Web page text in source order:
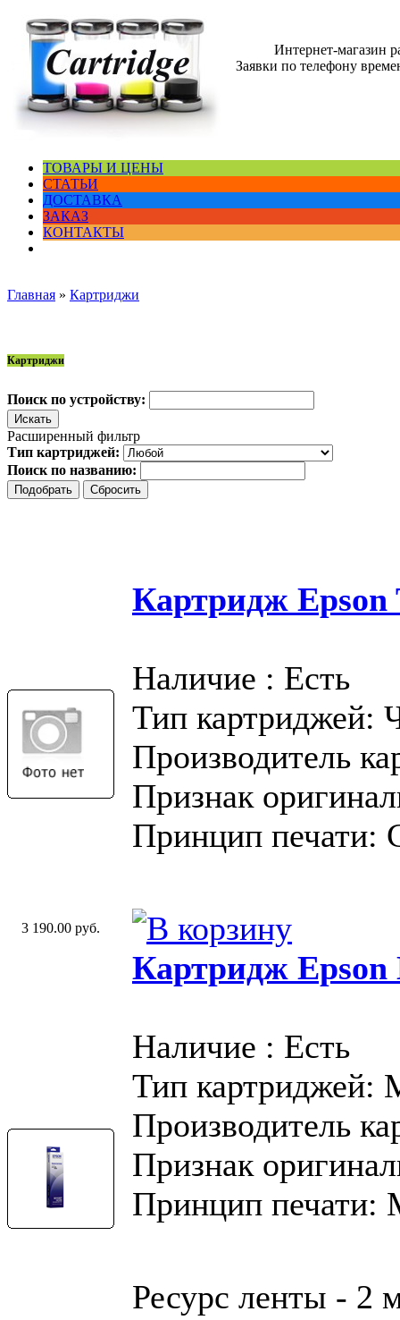
Интернет-магазин
Заявки по телефону
ТОВАРЫ И ЦЕНЫ
СТАТЬИ
ДОСТАВКА
ЗАКАЗ
КОНТАКТЫ
Главная » Картриджи
Картриджи
Поиск по устройству:
Расширенный фильтр
Тип картриджей:
Поиск по названию:
Картридж Epson
Наличие : Есть
Тип картриджей:
Производитель
Признак
Принцип печати:
3 190.00 руб.
Картридж Epson
Наличие : Есть
Тип картриджей:
Производитель
Признак
Принцип печати:
Ресурс ленты - 2